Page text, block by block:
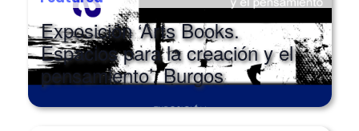
Featured
Exposición ‘Arts Books.
Espacios para la creación y el
pensamiento’. Burgos